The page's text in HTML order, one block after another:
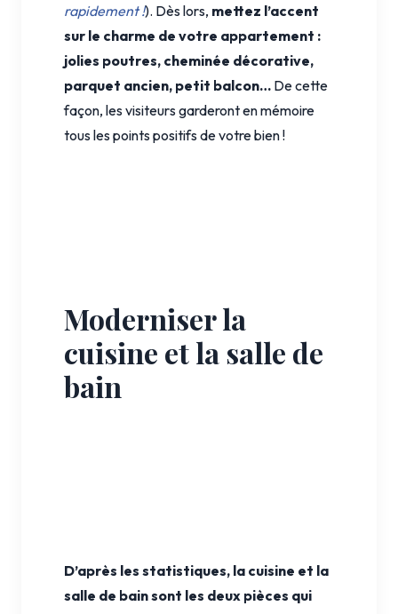
rapidement !). Dès lors, mettez l’accent
sur le charme de votre appartement :
jolies poutres, cheminée décorative,
parquet ancien, petit balcon… De cette
façon, les visiteurs garderont en mémoire
tous les points positifs de votre bien !
Moderniser la
cuisine et la salle de
bain
D’après les statistiques, la cuisine et la
salle de bain sont les deux pièces qui